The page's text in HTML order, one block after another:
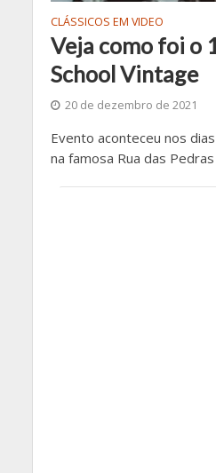
CLÁSSICOS EM VIDEO
Veja como foi o
School Vintage
20 de dezembro de 2021
Evento aconteceu nos
na famosa Rua das